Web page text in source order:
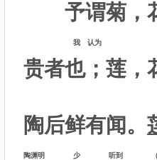
予谓菊，
我 认
贵者也；莲，
君子：品德高尚
陶后鲜有闻。
陶渊明 少 听到 （宾